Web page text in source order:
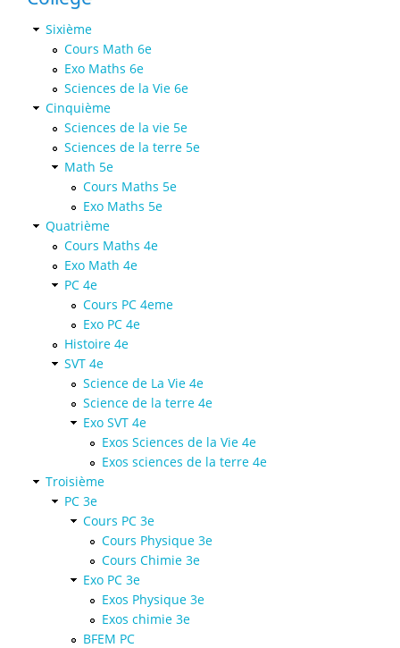
Sixième
Cours Math 6e
Exo Maths 6e
Sciences de la Vie 6e
Cinquième
Sciences de la vie 5e
Sciences de la terre 5e
Math 5e
Cours Maths 5e
Exo Maths 5e
Quatrième
Cours Maths 4e
Exo Math 4e
PC 4e
Cours PC 4eme
Exo PC 4e
Histoire 4e
SVT 4e
Science de La Vie 4e
Science de la terre 4e
Exo SVT 4e
Exos Sciences de la Vie 4e
Exos sciences de la terre 4e
Troisième
PC 3e
Cours PC 3e
Cours Physique 3e
Cours Chimie 3e
Exo PC 3e
Exos Physique 3e
Exos chimie 3e
BFEM PC